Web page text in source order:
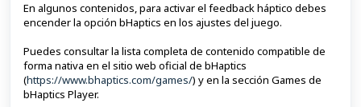
En algunos contenidos, para activar el feedback háptico debes
encender la opción bHaptics en los ajustes del juego.
Puedes consultar la lista completa de contenido compatible de
forma nativa en el sitio web oficial de bHaptics
(https://www.bhaptics.com/games/) y en la sección Games de
bHaptics Player.